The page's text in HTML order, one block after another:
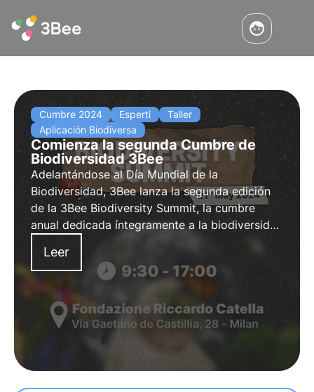
Cumbre 2024 Esperti
Taller
Aplicación Biodiversa
Comienza la segunda Cumbre de
Biodiversidad 3Bee
Adelantándose al Día Mundial de la
Biodiversidad, 3Bee lanza la segunda edición
de la 3Bee Biodiversity Summit, la cumbre
anual dedicada íntegramente a la biodiversidad
que se celebrará el 21 de mayo de 2024 en
Milán. Descubra el programa, las actividades y
cómo participar.
Leer